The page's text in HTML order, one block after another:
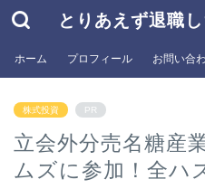
とりあえず退職
ホーム プロフィール お問い合
株式投資 PR
立会外分売名糖産
ムズに参加！全ハ